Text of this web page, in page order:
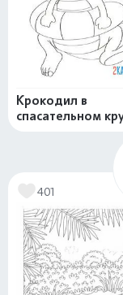
Крокодил в
спасательном
401